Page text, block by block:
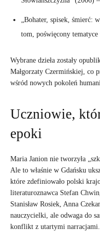
„Bohater, spisek, śmierć:
tom, poświęcony
Wybrane dzieła zostały
Małgorzaty Czermińskiej, co
wśród nowych pokoleń
Uczniowie,
epoki
Maria Janion nie tworzyła
Ale to właśnie w Gdańsku
które zdefiniowało polski
literaturoznawca Stefan
Stanisław Rosiek, Anna
nauczycielki, ale odwaga do
konflikt z utartymi narracjami.